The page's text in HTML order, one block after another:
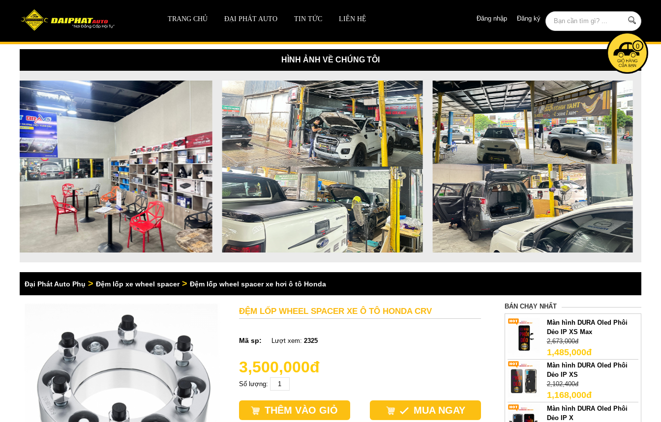
Đăng nhập Đăng ký
TRANG CHỦ ĐẠI PHÁT AUTO TIN TỨC LIÊN HỆ
0
HÌNH ẢNH VỀ CHÚNG TÔI
Đại Phát Auto Phụ > Đệm lốp xe wheel spacer> Đệm lốp wheel spacer xe hơi ô tô Honda
ĐỆM LỐP WHEEL SPACER XE Ô TÔ HONDA CRV
Mã sp: Lượt xem: 2325
3,500,000đ
Số lượng:
THÊM VÀO GIỎ MUA NGAY
BÁN CHẠY NHẤT
Màn hình DURA Oled Phôi
Dẻo IP XS Max
2,673,000đ
1,485,000đ
Màn hình DURA Oled Phôi
Dẻo IP XS
2,102,400đ
1,168,000đ
Màn hình DURA Oled Phôi
Dẻo IP X